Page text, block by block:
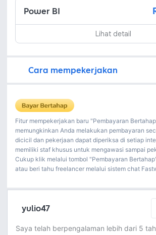
Power BI
Lihat detail
Cara mempekerjakan
Fitur mempekerjakan baru "Pembayaran
memungkinkan Anda melakukan pembayaran
dicicil dan pekerjaan dapat diperiksa di setiap
memiliki staf khusus untuk mengawasi sampai
Cukup klik melalui tombol "Pembayaran
atau beri tahu freelancer melalui sistem chat
yulio47
Saya telah berpengalaman lebih dari 5